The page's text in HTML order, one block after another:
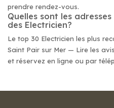
prendre rendez-vous.
Quelles sont les
des Electricien?
Le top 30 Electricien les plus
Saint Pair sur Mer — Lire les
et réservez en ligne ou par